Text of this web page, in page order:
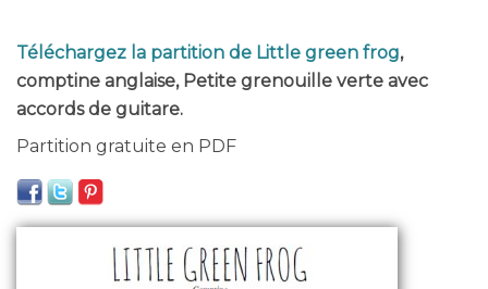
Téléchargez la partition de Little green frog,
comptine anglaise, Petite grenouille verte avec
accords de guitare.
Partition gratuite en PDF